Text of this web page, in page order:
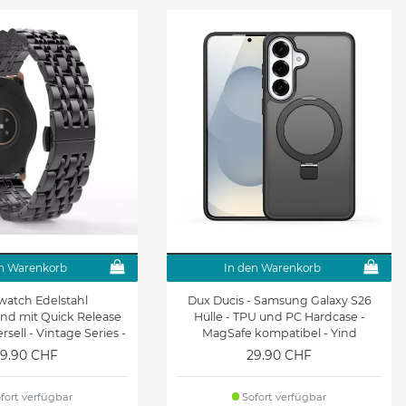
Galaxy Tab S2 8.0 Hüllen &
Zubehör
Galaxy Tab S2 9.7
Samsung Galaxy Watch6 /
Watch6 Classic
Samsung Galaxy Watch 5 /
Watch 5 Pro
Samsung Galaxy Watch
Active Armbänder und
Zubehör
Galaxy Watch 42mm
Armbänder und Zubehör
Gear S2 Classic Gear S3 Classic/Frontier
Warenkorb
Edelstahl
mit Quick Release
- Vintage Series -
schwarz
CHF
verfügbar
In den Warenkorb
Dux Ducis - Samsung Galaxy S26
Hülle - TPU und PC Hardcase -
MagSafe kompatibel - Yind
MagSafe Kickstand Series - schwarz
29.90 CHF
Sofort verfügbar